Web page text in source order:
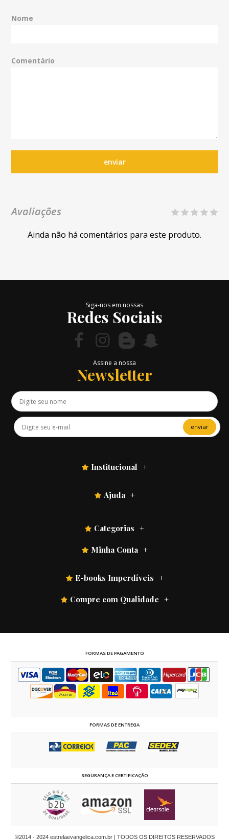
Nome
Comentário
enviar
Avaliações
Ainda não há comentários para este produto.
Siga-nos em nossas
Redes Sociais
Assine a nossa
Newsletter
enviar
Institucional
Ajuda
Categorias
Minha Conta
E-books Imperdíveis
Compre com Qualidade
FORMAS DE PAGAMENTO
FORMAS DE ENTREGA
SEGURANÇA E CERTIFICAÇÃO
©2014 - 2024 estrelaevangelica.com.br | TODOS OS DIREITOS RESERVADOS